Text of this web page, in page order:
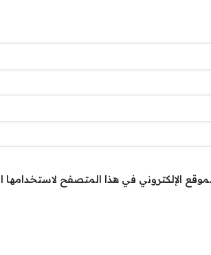
الإلكتروني في هذا المتصفح لاستخدامها